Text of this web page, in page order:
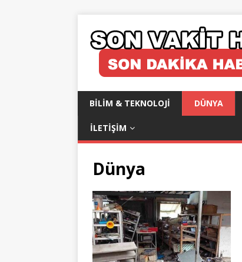
BILIM & TEKNOLOJI DÜNYA
İLETIŞIM
Dünya